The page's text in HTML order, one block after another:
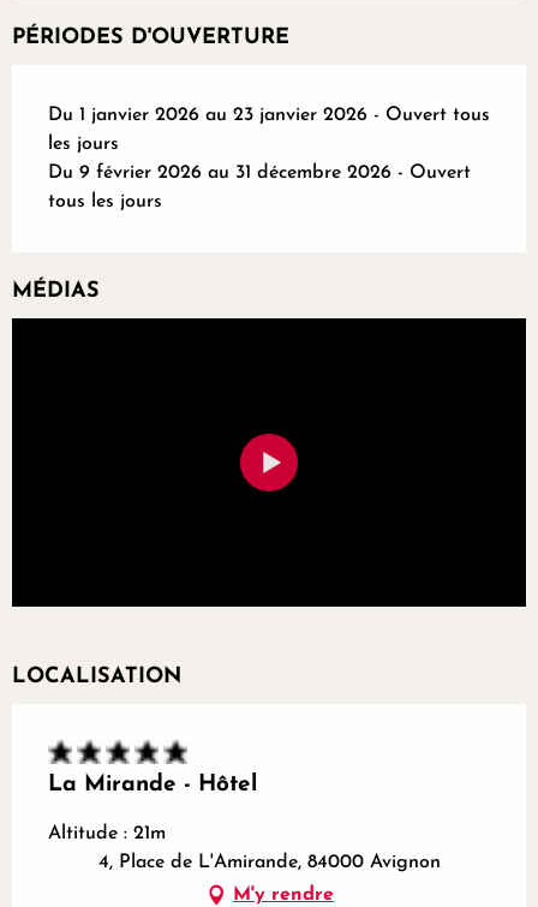
PÉRIODES D'OUVERTURE
Du 1 janvier 2026 au 23 janvier 2026 - Ouvert tous
les jours
Du 9 février 2026 au 31 décembre 2026 - Ouvert
tous les jours
MÉDIAS
LOCALISATION
La Mirande - Hôtel
Altitude : 21m
4, Place de L'Amirande, 84000 Avignon
M'y rendre